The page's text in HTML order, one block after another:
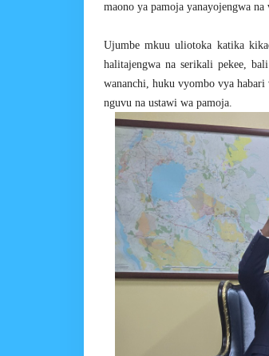
maono ya pamoja yanayojengwa
Ujumbe mkuu uliotoka katika
halitajengwa na serikali pekee,
wananchi, huku vyombo vya
nguvu na ustawi wa pamoja.